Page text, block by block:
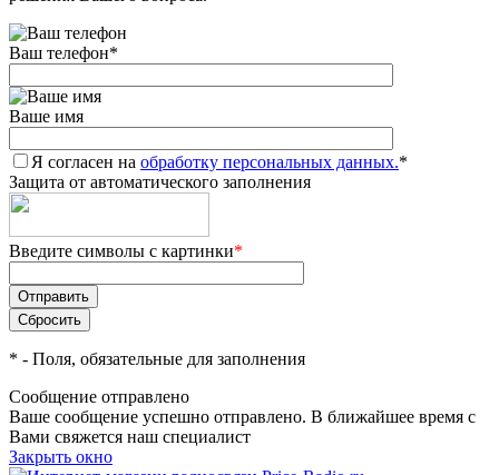
Ваш телефон*
Ваше имя
Я согласен на обработку персональных данных.*
Защита от автоматического заполнения
Введите символы с картинки*
* - Поля, обязательные для заполнения
Сообщение отправлено
Ваше сообщение успешно отправлено. В ближайшее время с
Вами свяжется наш специалист
Закрыть окно